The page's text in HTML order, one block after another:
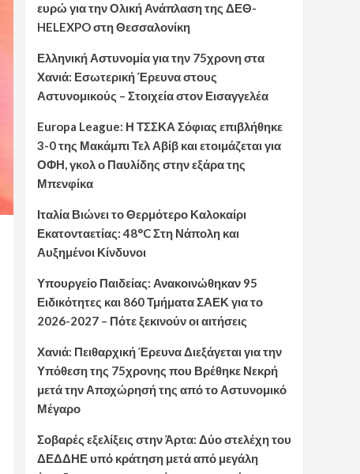
ευρώ για την Ολική Ανάπλαση της ΔΕΘ-
HELEXPO στη Θεσσαλονίκη
Ελληνική Αστυνομία για την 75χρονη στα
Χανιά: Εσωτερική Έρευνα στους
Αστυνομικούς – Στοιχεία στον Εισαγγελέα
Europa League: Η ΤΣΣΚΑ Σόφιας επιβλήθηκε
3-0 της Μακάμπι Τελ Αβίβ και ετοιμάζεται για
ΟΦΗ, γκολ ο Παυλίδης στην εξάρα της
Μπενφίκα
Ιταλία Βιώνει το Θερμότερο Καλοκαίρι
Εκατονταετίας: 48°C Στη Νάπολη και
Αυξημένοι Κίνδυνοι
Υπουργείο Παιδείας: Ανακοινώθηκαν 95
Ειδικότητες και 860 Τμήματα ΣΑΕΚ για το
2026-2027 – Πότε ξεκινούν οι αιτήσεις
Χανιά: Πειθαρχική Έρευνα Διεξάγεται για την
Υπόθεση της 75χρονης που Βρέθηκε Νεκρή
μετά την Αποχώρησή της από το Αστυνομικό
Μέγαρο
Σοβαρές εξελίξεις στην Άρτα: Δύο στελέχη του
ΔΕΔΔΗΕ υπό κράτηση μετά από μεγάλη